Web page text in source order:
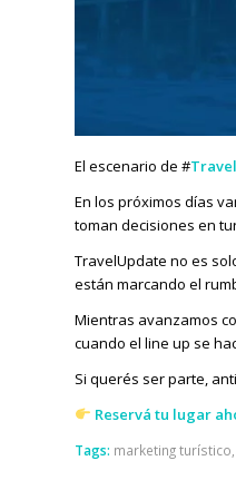
El escenario de #
En los próximos días
toman decisiones en
TravelUpdate no es
están marcando el
Mientras avanzamos
cuando el line up se
Si querés ser parte,
Reservá tu lugar
Tags: marketing turístico